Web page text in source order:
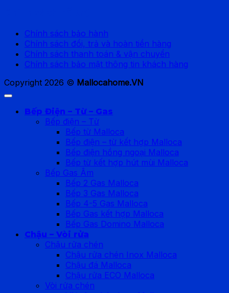
Chính sách bảo hành
Chính sách đổi, trả và hoàn tiền hàng
Chính sách thanh toán & vận chuyển
Chính sách bảo mật thông tin khách hàng
Copyright 2026 © Mallocahome.VN
Bếp Điện – Từ – Gas
Bếp điện – Từ
Bếp từ Malloca
Bếp điện – từ kết hợp Malloca
Bếp điện hồng ngoại Malloca
Bếp từ kết hợp hút mùi Malloca
Bếp Gas Âm
Bếp 2 Gas Malloca
Bếp 3 Gas Malloca
Bếp 4-5 Gas Malloca
Bếp Gas kết hợp Malloca
Bếp Gas Domino Malloca
Chậu – Vòi rửa
Chậu rửa chén
Chậu rửa chén Inox Malloca
Chậu đá Malloca
Chậu rửa ECO Malloca
Vòi rửa chén